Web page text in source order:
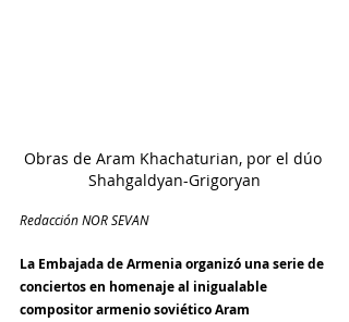
Obras de Aram Khachaturian, por el dúo
Shahgaldyan-Grigoryan
Redacción NOR SEVAN
La Embajada de Armenia organizó una serie de
conciertos en homenaje al inigualable
compositor armenio soviético Aram